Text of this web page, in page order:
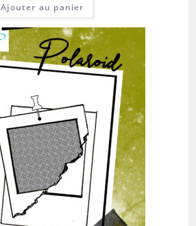
Ajouter au panier